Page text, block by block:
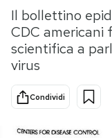
Scienza
Cultura
Sport
Il bollettino
CDC americani
scientifica a
virus
Condividi